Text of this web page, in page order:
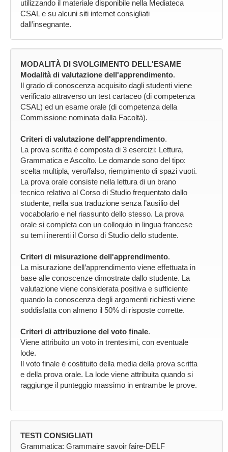
utilizzando il materiale disponibile nella Mediateca
CSAL e su alcuni siti internet consigliati
dall’insegnante.
MODALITÀ DI SVOLGIMENTO DELL'ESAME
Modalità di valutazione dell'apprendimento.
Il grado di conoscenza acquisito dagli studenti viene
verificato attraverso un test cartaceo (di competenza
CSAL) ed un esame orale (di competenza della
Commissione nominata dalla Facoltà).
Criteri di valutazione dell'apprendimento.
La prova scritta è composta di 3 esercizi: Lettura,
Grammatica e Ascolto. Le domande sono del tipo:
scelta multipla, vero/falso, riempimento di spazi vuoti.
La prova orale consiste nella lettura di un brano
tecnico relativo al Corso di Studio frequentato dallo
studente, nella sua traduzione senza l’ausilio del
vocabolario e nel riassunto dello stesso. La prova
orale si completa con un colloquio in lingua francese
su temi inerenti il Corso di Studio dello studente.
Criteri di misurazione dell'apprendimento.
La misurazione dell’apprendimento viene effettuata in
base alle conoscenze dimostrate dallo studente. La
valutazione viene considerata positiva e sufficiente
quando la conoscenza degli argomenti richiesti viene
soddisfatta con almeno il 50% di risposte corrette.
Criteri di attribuzione del voto finale.
Viene attribuito un voto in trentesimi, con eventuale
lode.
Il voto finale è costituito della media della prova scritta
e della prova orale. La lode viene attribuita quando si
raggiunge il punteggio massimo in entrambe le prove.
TESTI CONSIGLIATI
Grammatica: Grammaire savoir faire-DELF